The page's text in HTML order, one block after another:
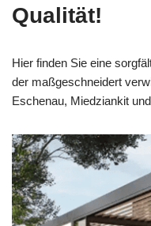
Qualität!
Hier finden Sie eine
der maßgeschneidert
Eschenau, Miedziankit